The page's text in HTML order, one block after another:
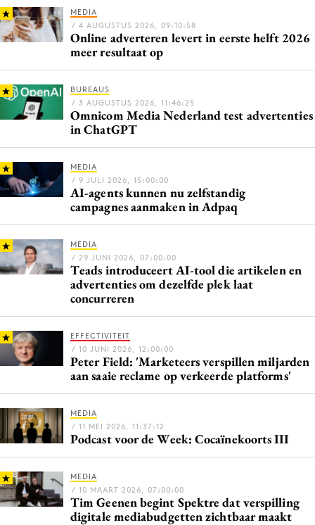
Menu
9 sept: GenAI-training
12 nov: MarketingLive!
Events
Opleidingen
Vacatures
Topics
Artificial Intelligence
Campagnes
Carriere
Craft
Customer Experience
Data & Insights
MEDIA
/ 4 AUGUSTUS 2026, 09:10:58
Online adverteren levert in eerste helft 2026
meer resultaat op
BUREAUS
/ 3 AUGUSTUS 2026, 11:46:25
Omnicom Media Nederland test advertenties
in ChatGPT
MEDIA
/ 9 JULI 2026, 15:00:00
AI-agents kunnen nu zelfstandig
campagnes aanmaken in Adpaq
MEDIA
/ 29 JUNI 2026, 07:00:00
Teads introduceert AI-tool die artikelen en
advertenties om dezelfde plek laat
concurreren
EFFECTIVITEIT
/ 10 JUNI 2026, 12:00:00
Peter Field: 'Marketeers verspillen miljarden
aan saaie reclame op verkeerde platforms'
MEDIA
/ 11 MEI 2026, 11:37:12
Podcast voor de Week: Cocaïnekoorts III
MEDIA
/ 10 MAART 2026, 07:00:00
Tim Geenen begint Spektre dat verspilling
digitale mediabudgetten zichtbaar maakt